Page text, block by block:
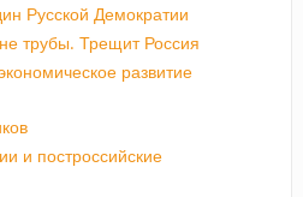
Русской Демократии
трубы. Трещит Россия
развитие
и построссийские